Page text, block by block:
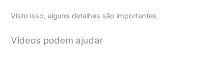
Visto isso, alguns detalhes são importantes.
Vídeos podem ajudar